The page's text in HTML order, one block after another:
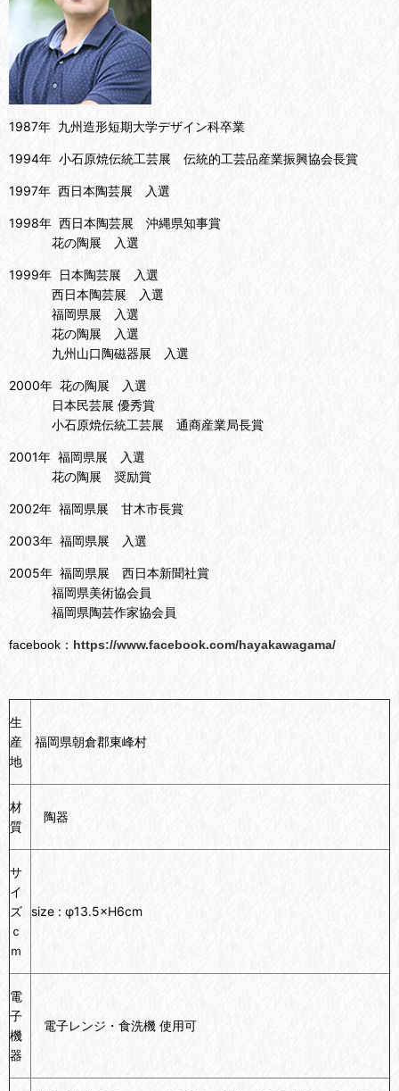
1987年 九州造形短期大学デザイン科卒業
1994年 小石原焼伝統工芸展 伝統的工芸品産業振興協会長賞
1997年 西日本陶芸展 入選
1998年 西日本陶芸展 沖縄県知事賞
花の陶展 入選
1999年 日本陶芸展 入選
西日本陶芸展 入選
福岡県展 入選
花の陶展 入選
九州山口陶磁器展 入選
2000年 花の陶展 入選
日本民芸展 優秀賞
小石原焼伝統工芸展 通商産業局長賞
2001年 福岡県展 入選
花の陶展 奨励賞
2002年 福岡県展 甘木市長賞
2003年 福岡県展 入選
2005年 福岡県展 西日本新聞社賞
福岡県美術協会員
福岡県陶芸作家協会員
facebook： https://www.facebook.com/hayakawagama/
生
産
地
福岡県朝倉郡東峰村
材
質
陶器
サ
イ
ズ
ｃ
ｍ
size : φ13.5×H6cm
電
子
機
器
電子レンジ・食洗機 使用可